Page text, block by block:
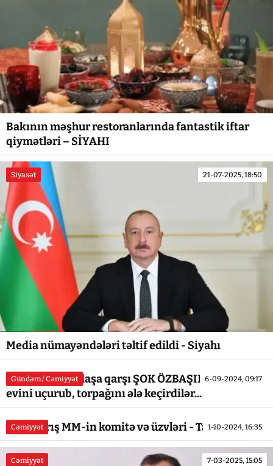
Bakının məşhur restoranlarında fantastik iftar
qiymətləri – SİYAHI
Siyasət 21-07-2025, 18:50
Media nümayəndələri təltif edildi - Siyahı
Gündəm / Cəmiyyət 6-09-2024, 09:17
Qubada vətəndaşa qarşı ŞOK ÖZBAŞINALIQ -
evini uçurub, torpağını ələ keçirdilər...
Cəmiyyət 1-10-2024, 16:35
VII çağırış MM-in komitə və üzvləri - Tam siyahı
Cəmiyyət 7-03-2025, 15:05